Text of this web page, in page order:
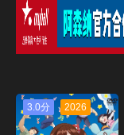
3.0分 2026